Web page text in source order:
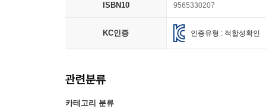
ISBN10 9565330207
KC인증 인증유형 : 적합성확인
관련분류
카테고리 분류